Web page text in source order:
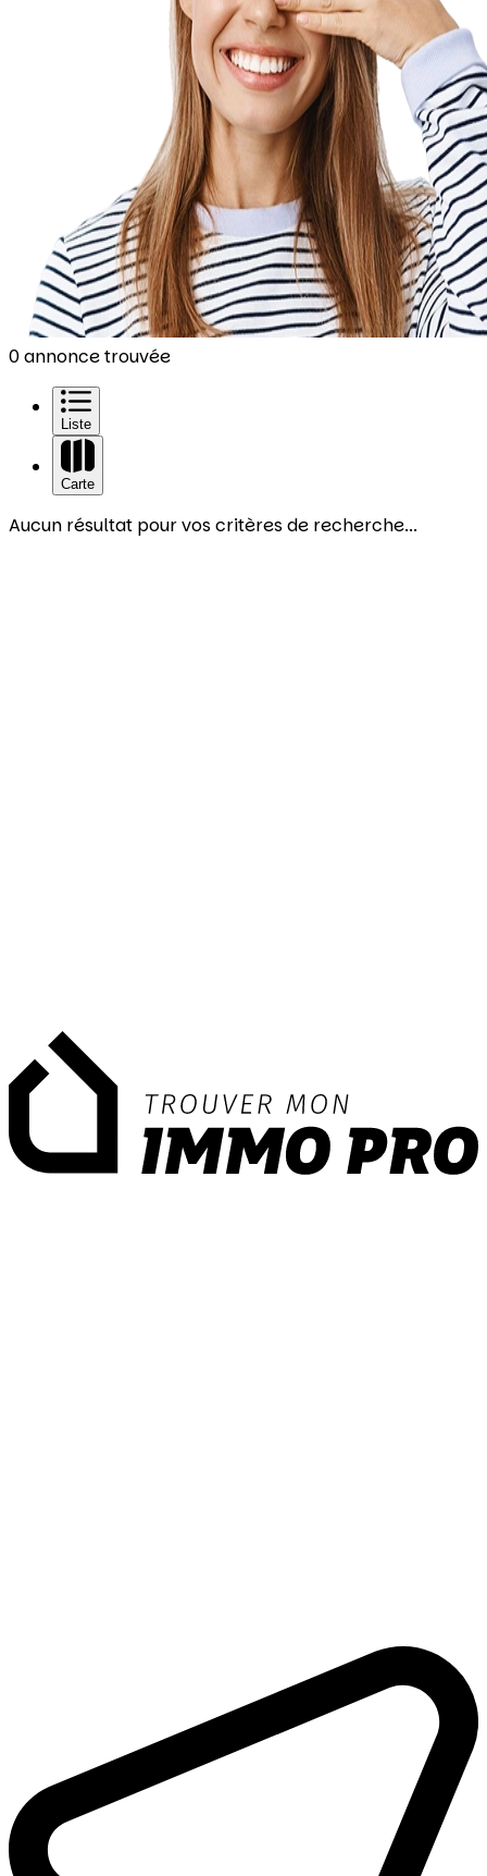
0 annonce trouvée
Liste
Carte
Aucun résultat pour vos critères de recherche...